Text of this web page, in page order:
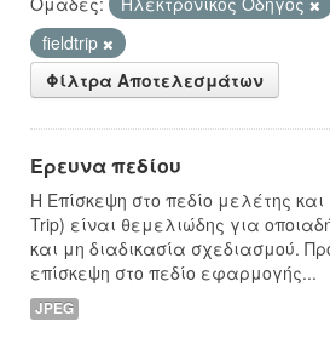
fieldtrip
Φίλτρα Αποτελεσμάτων
Έρευνα πεδίου
Η Επίσκεψη στο πεδίο μελέτης
Trip) είναι θεμελιώδης για
και μη διαδικασία σχεδιασμού.
επίσκεψη στο πεδίο εφαρμογής...
JPEG